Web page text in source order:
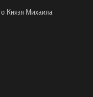
Князя Михаила